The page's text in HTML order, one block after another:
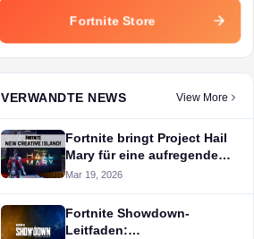
Fortnite Store
VERWANDTE NEWS View More
Fortnite bringt Project Hail
Mary für eine aufregende
Zusammenarbeit
Mar 19, 2026
Fortnite Showdown-
Leitfaden: